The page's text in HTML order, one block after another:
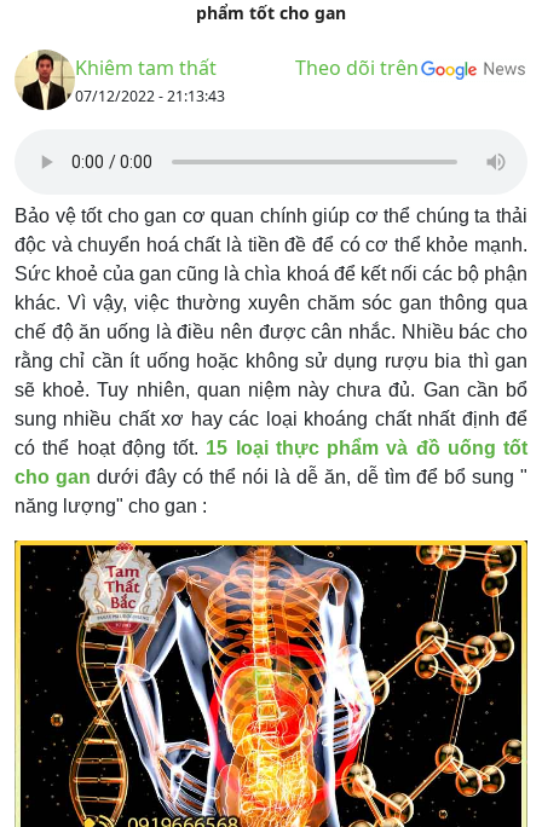
phẩm tốt cho gan
Khiêm tam thất
07/12/2022 - 21:13:43
Theo dõi trên
Bảo vệ tốt cho gan cơ quan chính giúp cơ thể chúng ta thải
độc và chuyển hoá chất là tiền đề để có cơ thể khỏe mạnh.
Sức khoẻ của gan cũng là chìa khoá để kết nối các bộ phận
khác. Vì vậy, việc thường xuyên chăm sóc gan thông qua
chế độ ăn uống là điều nên được cân nhắc. Nhiều bác cho
rằng chỉ cần ít uống hoặc không sử dụng rượu bia thì gan
sẽ khoẻ. Tuy nhiên, quan niệm này chưa đủ. Gan cần bổ
sung nhiều chất xơ hay các loại khoáng chất nhất định để
có thể hoạt động tốt. 15 loại thực phẩm và đồ uống tốt
cho gan dưới đây có thể nói là dễ ăn, dễ tìm để bổ sung "
năng lượng" cho gan :